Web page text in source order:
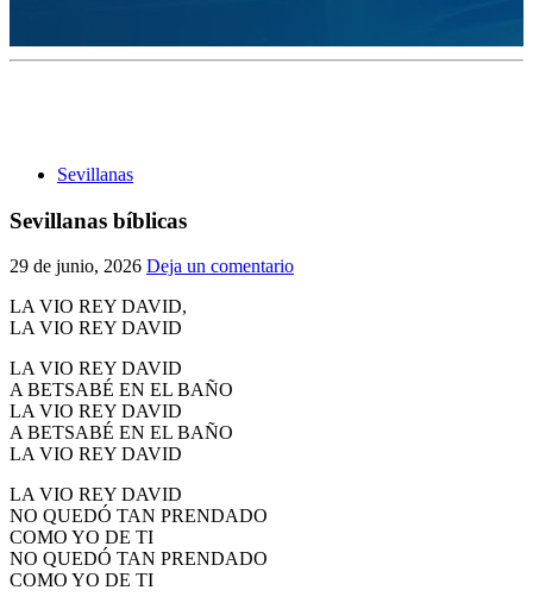
Sevillanas
Sevillanas bíblicas
29 de junio, 2026 Deja un comentario
LA VIO REY DAVID,
LA VIO REY DAVID
LA VIO REY DAVID
A BETSABÉ EN EL BAÑO
LA VIO REY DAVID
A BETSABÉ EN EL BAÑO
LA VIO REY DAVID
LA VIO REY DAVID
NO QUEDÓ TAN PRENDADO
COMO YO DE TI
NO QUEDÓ TAN PRENDADO
COMO YO DE TI
¿Cuándo se construyó la primera ermita?
El traslado cada siete años
Rocío?
Quiero hacer el camino,¿que tengo que hacer?